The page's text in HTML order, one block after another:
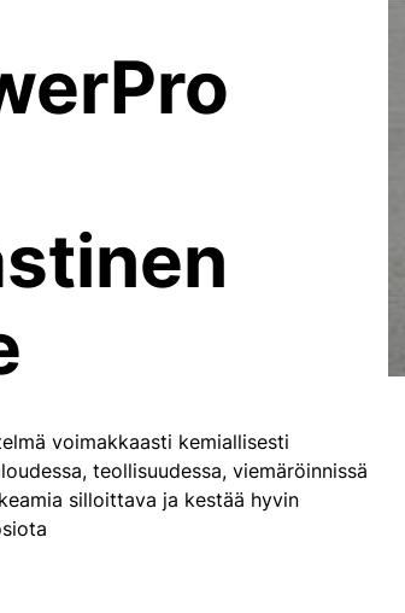
voimakkaasti kemiallisesti
teollisuudessa, viemäröinnissä
silloittava ja kestää hyvin